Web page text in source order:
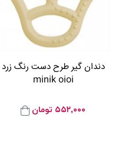
دندان گیر طرح دست رنگ زرد
minik oioi
۵۵۲,۰۰۰ تومان